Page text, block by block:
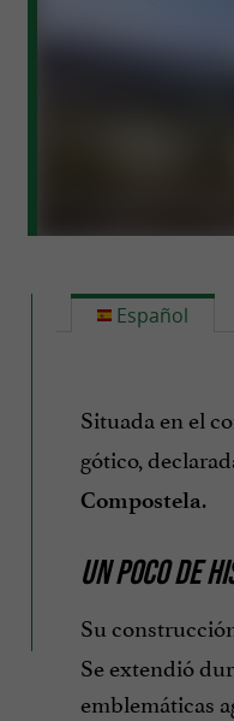
Español
Situada en el
gótico,
Compostela.
UN POCO DE
Su
Se extendió
emblemáticas